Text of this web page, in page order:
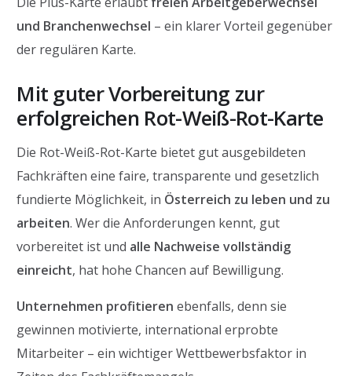
und Branchenwechsel – ein klarer Vorteil gegenüber
der regulären Karte.
Mit guter Vorbereitung zur
erfolgreichen Rot-Weiß-Rot-Karte
Die Rot-Weiß-Rot-Karte bietet gut ausgebildeten
Fachkräften eine faire, transparente und gesetzlich
fundierte Möglichkeit, in Österreich zu leben und zu
arbeiten. Wer die Anforderungen kennt, gut
vorbereitet ist und alle Nachweise vollständig
einreicht, hat hohe Chancen auf Bewilligung.
Unternehmen profitieren ebenfalls, denn sie
gewinnen motivierte, international erprobte
Mitarbeiter – ein wichtiger Wettbewerbsfaktor in